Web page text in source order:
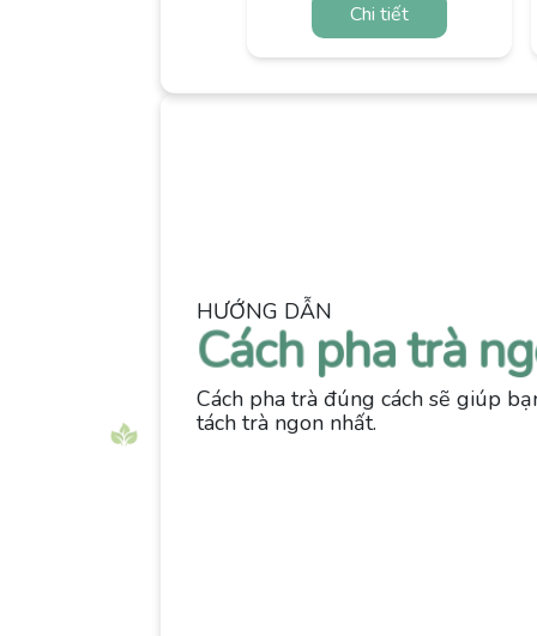
Chi tiết
HƯỚNG DẪN
Cách pha trà
Cách pha trà đúng cách sẽ giúp
tách trà ngon nhất.